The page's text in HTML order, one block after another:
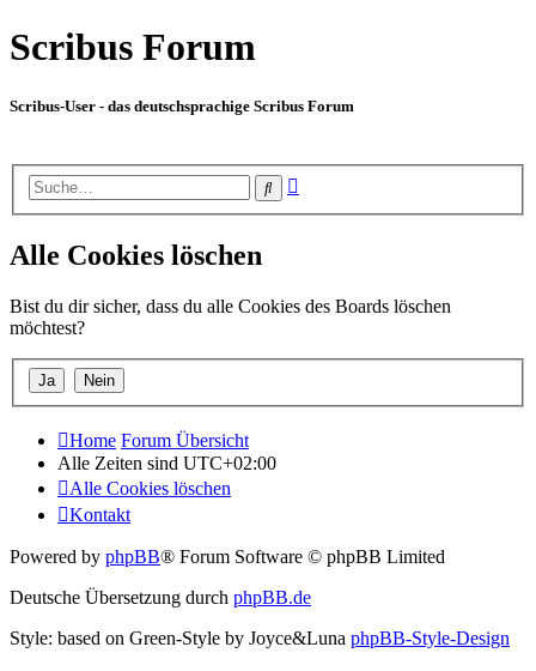
Scribus Forum
Scribus-User - das deutschsprachige Scribus Forum
Suche
Alle Cookies löschen
Bist du dir sicher, dass du alle Cookies des Boards löschen
möchtest?
Home Forum Übersicht
Alle Zeiten sind UTC+02:00
Alle Cookies löschen
Kontakt
Powered by phpBB® Forum Software © phpBB Limited
Deutsche Übersetzung durch phpBB.de
Style: based on Green-Style by Joyce&Luna phpBB-Style-Design